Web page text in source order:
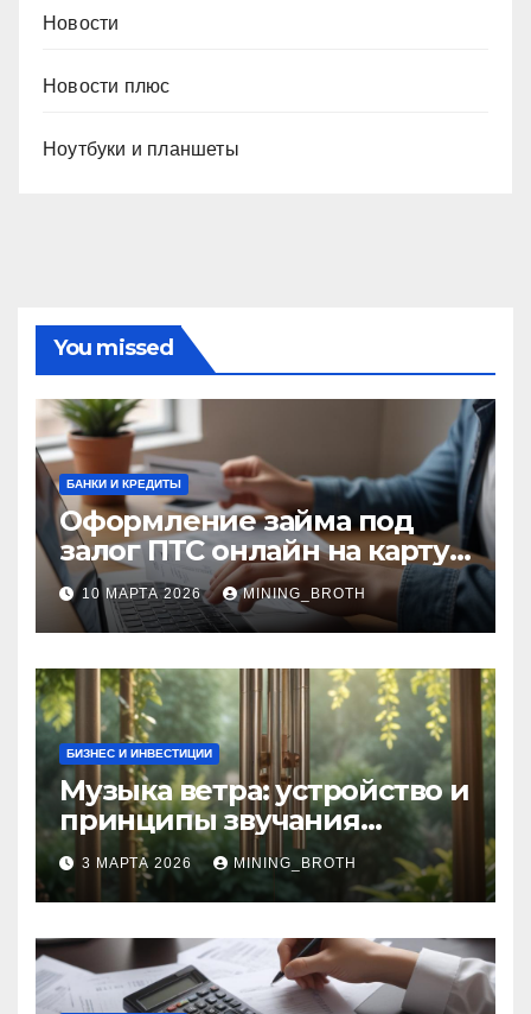
Новости
Новости плюс
Ноутбуки и планшеты
You missed
БАНКИ И КРЕДИТЫ
Оформление займа под
залог ПТС онлайн на карту
без визита в офис: порядок,
требования и документы
10 МАРТА 2026 MINING_BROTH
БИЗНЕС И ИНВЕСТИЦИИ
Музыка ветра: устройство и
принципы звучания
колокольчиков
3 МАРТА 2026 MINING_BROTH